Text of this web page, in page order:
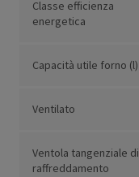
Classe efficienza
energetica
Capacità utile forno (l)
Ventilato
Ventola tangenziale di
raffreddamento